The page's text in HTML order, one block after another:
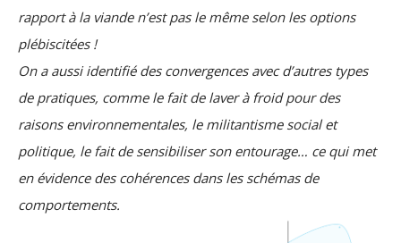
rapport à la viande n’est pas le même selon les options
plébiscitées !
On a aussi identifié des convergences avec d’autres types
de pratiques, comme le fait de laver à froid pour des
raisons environnementales, le militantisme social et
politique, le fait de sensibiliser son entourage… ce qui met
en évidence des cohérences dans les schémas de
comportements.